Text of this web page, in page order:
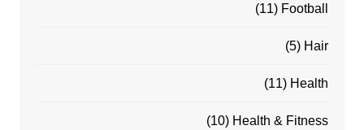
Football
(11)
Hair
(5)
Health
(11)
Health & Fitness
(10)